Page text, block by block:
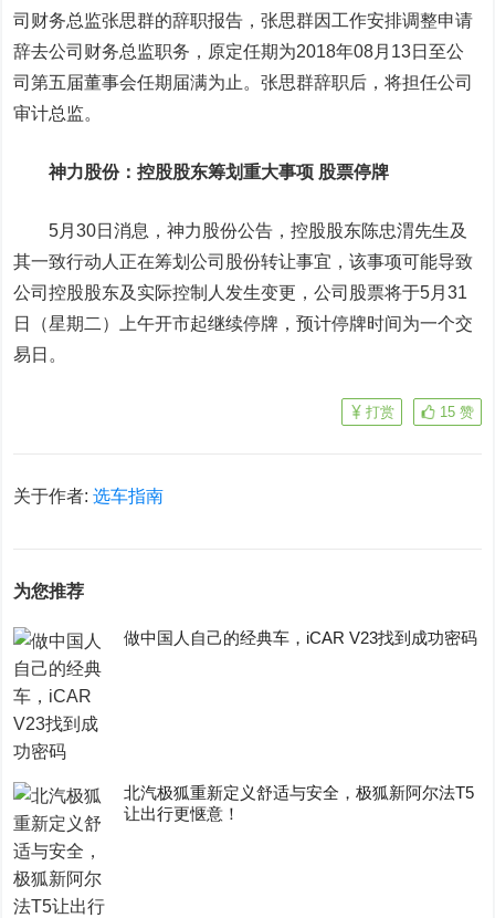
司财务总监张思群的辞职报告，张思群因工作安排调整申请
辞去公司财务总监职务，原定任期为2018年08月13日至公
司第五届董事会任期届满为止。张思群辞职后，将担任公司
审计总监。
神力股份：控股股东筹划重大事项 股票停牌
5月30日消息，神力股份公告，控股股东陈忠渭先生及
其一致行动人正在筹划公司股份转让事宜，该事项可能导致
公司控股股东及实际控制人发生变更，公司股票将于5月31
日（星期二）上午开市起继续停牌，预计停牌时间为一个交
易日。
15 赞
打赏
关于作者:选车指南
为您推荐
做中国人自己的经典车，iCAR V23找到成功密码
​北汽极狐重新定义舒适与安全，极狐新阿尔法T5
让出行更惬意！